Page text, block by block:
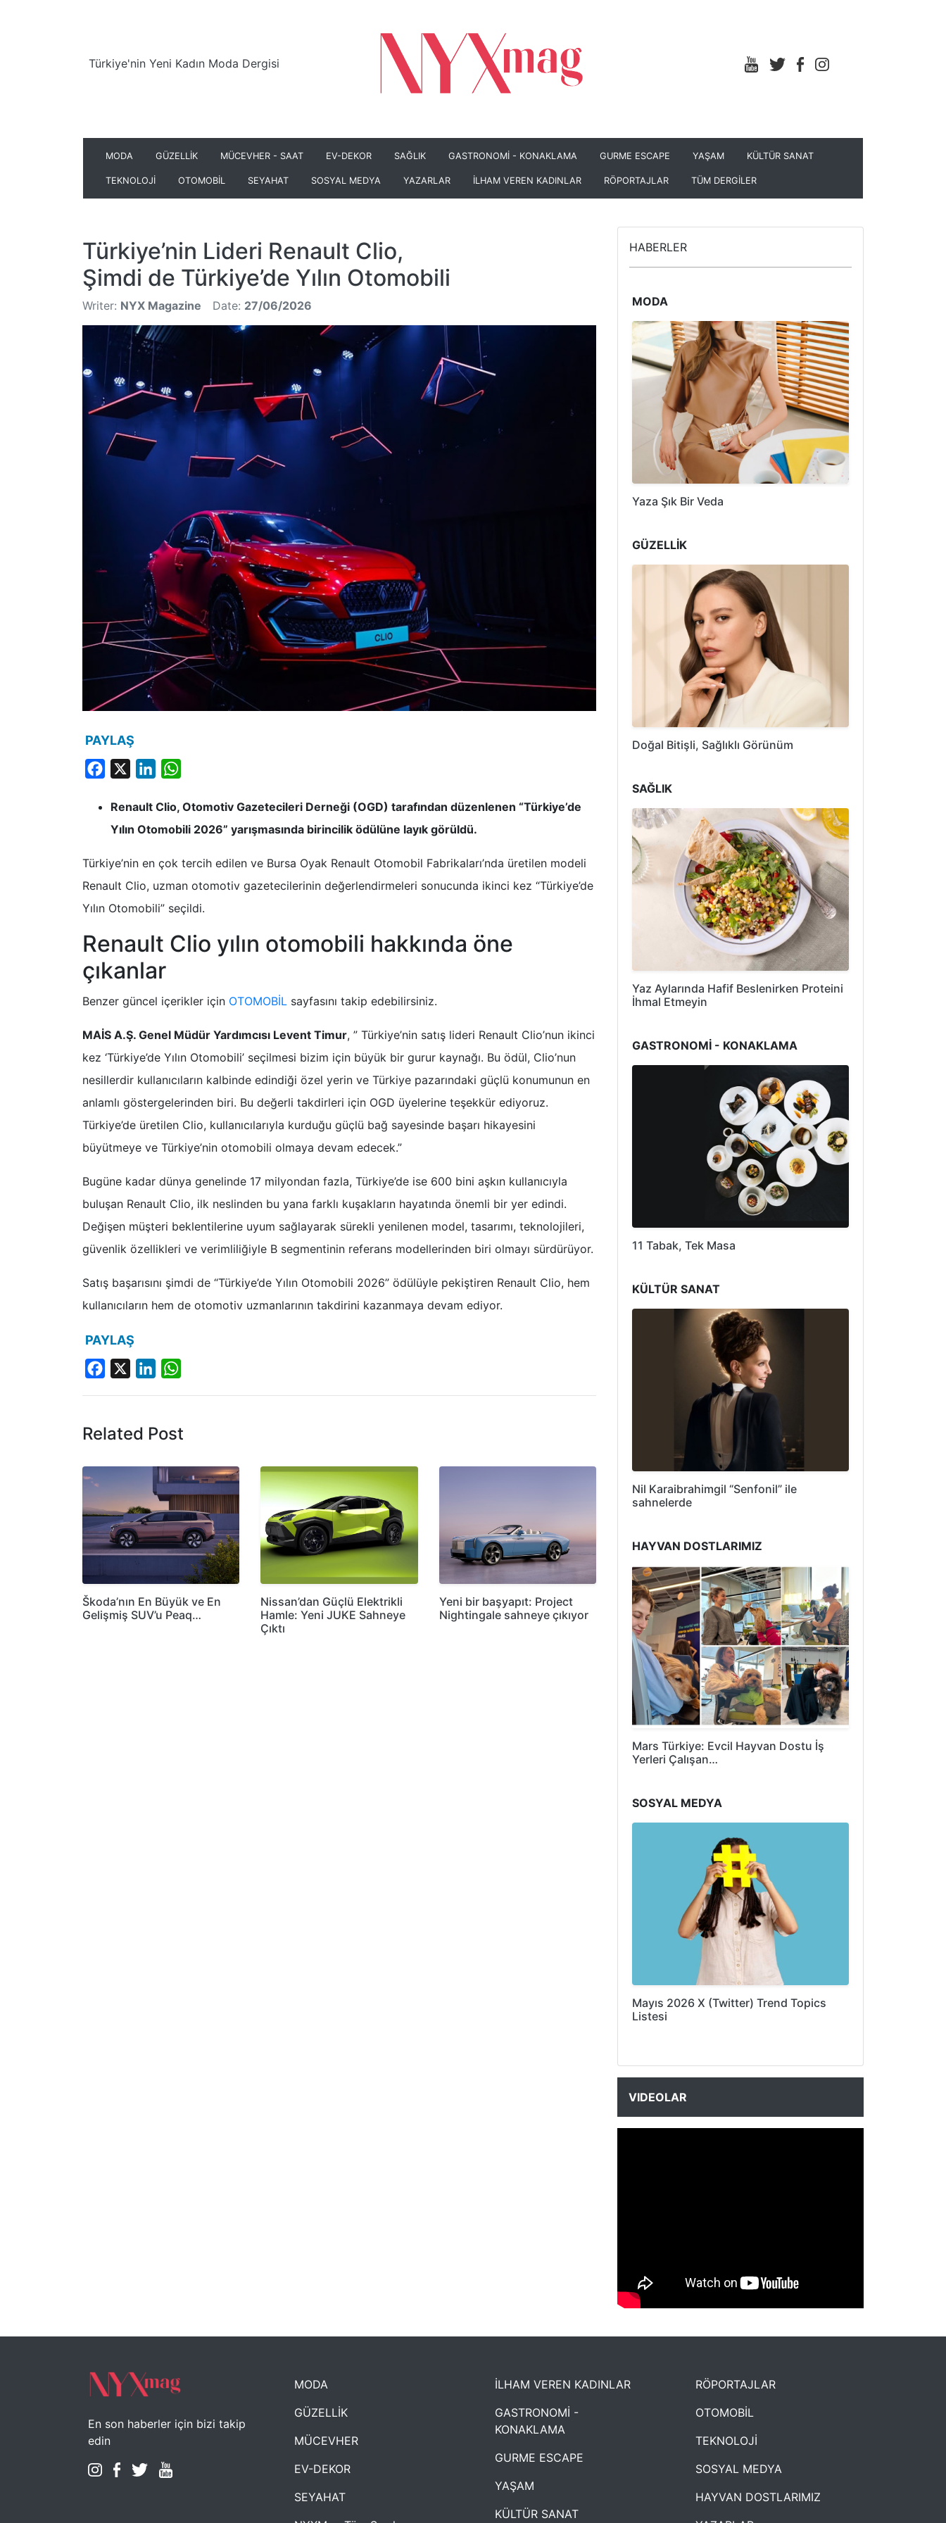
Türkiye'nin Yeni Kadın Moda Dergisi
MODA GÜZELLİK MÜCEVHER - SAAT EV-DEKOR SAĞLIK GASTRONOMİ - KONAKLAMA GURME ESCAPE YAŞAM KÜLTÜR SANAT
TEKNOLOJİ OTOMOBİL SEYAHAT SOSYAL MEDYA YAZARLAR İLHAM VEREN KADINLAR RÖPORTAJLAR TÜM DERGİLER
Türkiye’nin Lideri Renault Clio,
Şimdi de Türkiye’de Yılın Otomobili
Writer: NYX Magazine Date: 27/06/2026
PAYLAŞ
Facebook LinkedIn
Renault Clio, Otomotiv Gazetecileri Derneği (OGD) tarafından düzenlenen “Türkiye’de
Yılın Otomobili 2026” yarışmasında birincilik ödülüne layık görüldü.
Türkiye’nin en çok tercih edilen ve Bursa Oyak Renault Otomobil Fabrikaları’nda üretilen modeli
Renault Clio, uzman otomotiv gazetecilerinin değerlendirmeleri sonucunda ikinci kez “Türkiye’de
Yılın Otomobili” seçildi.
Renault Clio yılın otomobili hakkında öne
çıkanlar
Benzer güncel içerikler için OTOMOBİL sayfasını takip edebilirsiniz.
MAİS A.Ş. Genel Müdür Yardımcısı Levent Timur, ” Türkiye’nin satış lideri Renault Clio’nun ikinci
kez ‘Türkiye’de Yılın Otomobili’ seçilmesi bizim için büyük bir gurur kaynağı. Bu ödül, Clio’nun
nesillerdir kullanıcıların kalbinde edindiği özel yerin ve Türkiye pazarındaki güçlü konumunun en
anlamlı göstergelerinden biri. Bu değerli takdirleri için OGD üyelerine teşekkür ediyoruz.
Türkiye’de üretilen Clio, kullanıcılarıyla kurduğu güçlü bağ sayesinde başarı hikayesini
büyütmeye ve Türkiye’nin otomobili olmaya devam edecek.”
Bugüne kadar dünya genelinde 17 milyondan fazla, Türkiye’de ise 600 bini aşkın kullanıcıyla
buluşan Renault Clio, ilk neslinden bu yana farklı kuşakların hayatında önemli bir yer edindi.
Değişen müşteri beklentilerine uyum sağlayarak sürekli yenilenen model, tasarımı, teknolojileri,
güvenlik özellikleri ve verimliliğiyle B segmentinin referans modellerinden biri olmayı sürdürüyor.
Satış başarısını şimdi de “Türkiye’de Yılın Otomobili 2026” ödülüyle pekiştiren Renault Clio, hem
kullanıcıların hem de otomotiv uzmanlarının takdirini kazanmaya devam ediyor.
PAYLAŞ
Facebook LinkedIn
Related Post
Škoda’nın En Büyük ve En
Gelişmiş SUV’u Peaq…
Nissan’dan Güçlü Elektrikli
Hamle: Yeni JUKE Sahneye
Çıktı
Yeni bir başyapıt: Project
Nightingale sahneye çıkıyor
HABERLER
MODA
Yaza Şık Bir Veda
GÜZELLİK
Doğal Bitişli, Sağlıklı Görünüm
SAĞLIK
Yaz Aylarında Hafif Beslenirken Proteini
İhmal Etmeyin
GASTRONOMİ - KONAKLAMA
11 Tabak, Tek Masa
KÜLTÜR SANAT
Nil Karaibrahimgil “Senfonil” ile
sahnelerde
HAYVAN DOSTLARIMIZ
Mars Türkiye: Evcil Hayvan Dostu İş
Yerleri Çalışan…
SOSYAL MEDYA
Mayıs 2026 X (Twitter) Trend Topics
Listesi
VIDEOLAR
NYXmag 2. Yaş Kutlama Etkinliği
En son haberler için bizi takip
edin
MODA
GÜZELLİK
MÜCEVHER
EV-DEKOR
SEYAHAT
İLHAM VEREN KADINLAR
GASTRONOMİ -
KONAKLAMA
GURME ESCAPE
YAŞAM
KÜLTÜR SANAT
RÖPORTAJLAR
OTOMOBİL
TEKNOLOJİ
SOSYAL MEDYA
HAYVAN DOSTLARIMIZ